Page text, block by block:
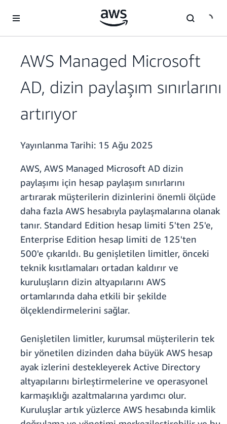
AWS Managed Microsoft
AD, dizin paylaşım sınırlarını
artırıyor
Yayınlanma Tarihi: 15 Ağu 2025
AWS, AWS Managed Microsoft AD dizin
paylaşımı için hesap paylaşım sınırlarını
artırarak müşterilerin dizinlerini önemli ölçüde
daha fazla AWS hesabıyla paylaşmalarına olanak
tanır. Standard Edition hesap limiti 5'ten 25'e,
Enterprise Edition hesap limiti de 125'ten
500'e çıkarıldı. Bu genişletilen limitler, önceki
teknik kısıtlamaları ortadan kaldırır ve
kuruluşların dizin altyapılarını AWS
ortamlarında daha etkili bir şekilde
ölçeklendirmelerini sağlar.
Genişletilen limitler, kurumsal müşterilerin tek
bir yönetilen dizinden daha büyük AWS hesap
ayak izlerini destekleyerek Active Directory
altyapılarını birleştirmelerine ve operasyonel
karmaşıklığı azaltmalarına yardımcı olur.
Kuruluşlar artık yüzlerce AWS hesabında kimlik